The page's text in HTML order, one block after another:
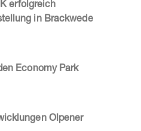
erfolgreich
in Brackwede
Economy Park
Olpener